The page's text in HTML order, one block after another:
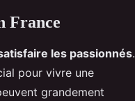
France
les passionnés.
pour vivre une
grandement